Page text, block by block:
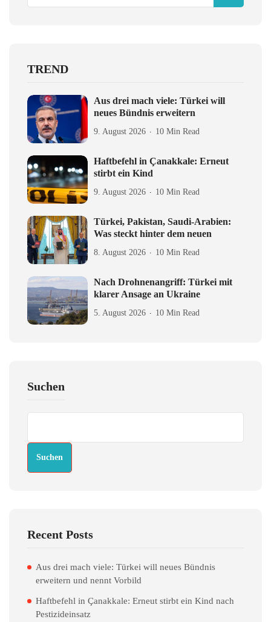
TREND
Aus drei mach viele: Türkei will
neues Bündnis erweitern
9. August 2026 10 Min Read
Haftbefehl in Çanakkale: Erneut
stirbt ein Kind
9. August 2026 10 Min Read
Türkei, Pakistan, Saudi-Arabien:
Was steckt hinter dem neuen
8. August 2026 10 Min Read
Nach Drohnenangriff: Türkei mit
klarer Ansage an Ukraine
5. August 2026 10 Min Read
Suchen
Suchen
Recent Posts
Aus drei mach viele: Türkei will neues Bündnis
erweitern und nennt Vorbild
Haftbefehl in Çanakkale: Erneut stirbt ein Kind nach
Pestizideinsatz